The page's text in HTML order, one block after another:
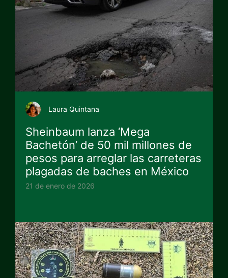
Laura Quintana
Sheinbaum lanza ‘Mega
Bachetón’ de 50 mil millones de
pesos para arreglar las carreteras
plagadas de baches en México
21 de enero de 2026